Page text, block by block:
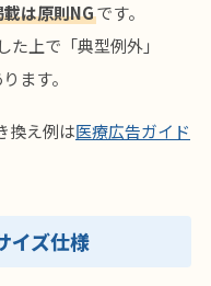
は原則NGです。
上で「典型例外」
ます。
換え例は医療広告ガイド
イズ仕様